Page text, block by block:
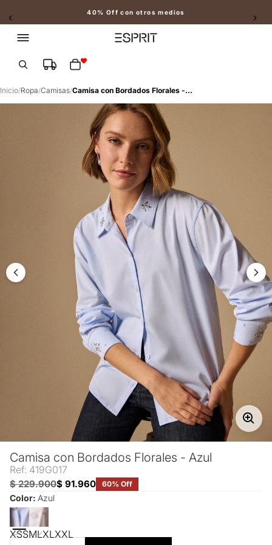
40% Off con otros medios
Slide 2 of 2
Inicio/Ropa/Camisas/ Camisa con Bordados Florales - Azul
Camisa con Bordados Florales - Azul
Ref: 419G017
$ 229.900$ 91.960 60% Off
Color: Azul
XSSMLXL XXL